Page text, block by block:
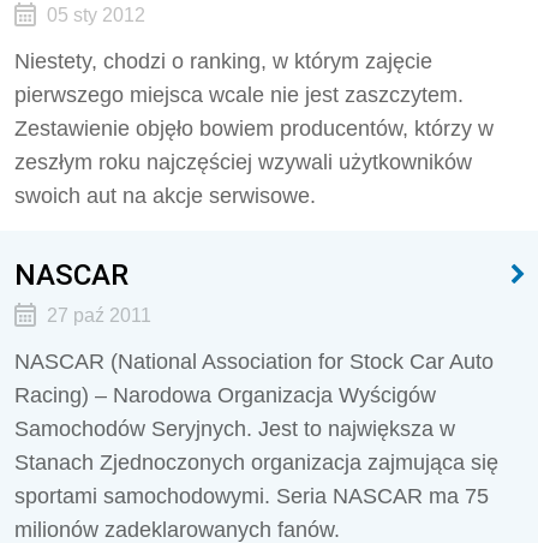
05 sty 2012
Niestety, chodzi o ranking, w którym zajęcie
pierwszego miejsca wcale nie jest zaszczytem.
Zestawienie objęło bowiem producentów, którzy w
zeszłym roku najczęściej wzywali użytkowników
swoich aut na akcje serwisowe.
NASCAR
27 paź 2011
NASCAR (National Association for Stock Car Auto
Racing) – Narodowa Organizacja Wyścigów
Samochodów Seryjnych. Jest to największa w
Stanach Zjednoczonych organizacja zajmująca się
sportami samochodowymi. Seria NASCAR ma 75
milionów zadeklarowanych fanów.